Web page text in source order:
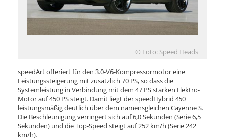
© Foto: Speed Heads
speedArt offeriert für den 3.0-V6-Kompressormotor eine
Leistungssteigerung mit zusätzlich 70 PS, so dass die
Systemleistung in Verbindung mit dem 47 PS starken Elektro-
Motor auf 450 PS steigt. Damit liegt der speedHybrid 450
leistungsmäßig deutlich über dem namensgleichen Cayenne S.
Die Beschleunigung verringert sich auf 6,0 Sekunden (Serie 6,5
Sekunden) und die Top-Speed steigt auf 252 km/h (Serie 242
km/h).